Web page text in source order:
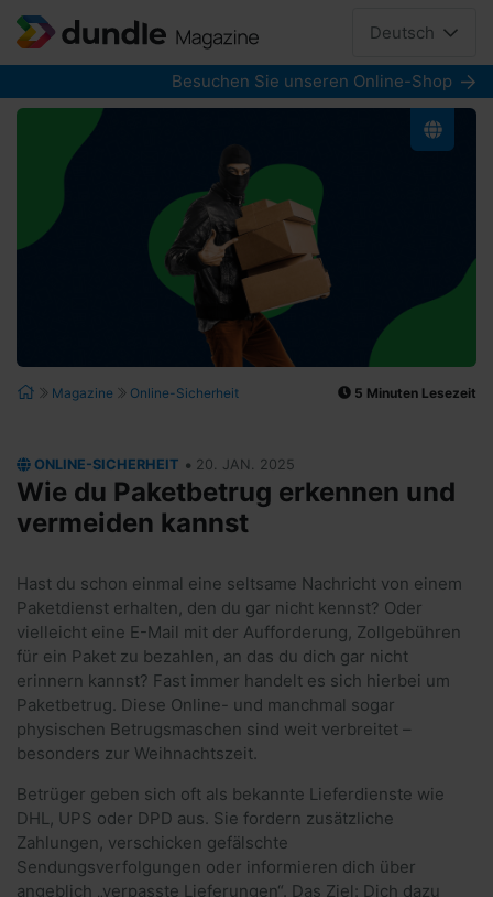
Deutsch
Besuchen Sie unseren Online-Shop
Magazine Online-Sicherheit 5 Minuten Lesezeit
ONLINE-SICHERHEIT • 20. JAN. 2025
Wie du Paketbetrug erkennen und
vermeiden kannst
Hast du schon einmal eine seltsame Nachricht von einem
Paketdienst erhalten, den du gar nicht kennst? Oder
vielleicht eine E-Mail mit der Aufforderung, Zollgebühren
für ein Paket zu bezahlen, an das du dich gar nicht
erinnern kannst? Fast immer handelt es sich hierbei um
Paketbetrug. Diese Online- und manchmal sogar
physischen Betrugsmaschen sind weit verbreitet –
besonders zur Weihnachtszeit.
Betrüger geben sich oft als bekannte Lieferdienste wie
DHL, UPS oder DPD aus. Sie fordern zusätzliche
Zahlungen, verschicken gefälschte
Sendungsverfolgungen oder informieren dich über
angeblich „verpasste Lieferungen“. Das Ziel: Dich dazu